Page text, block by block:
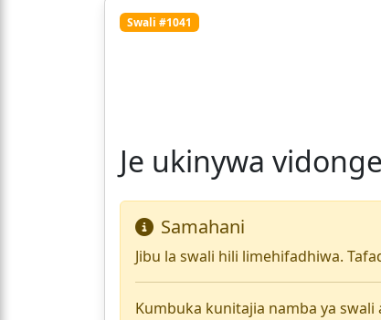
Swali #1041
Je ukinywa
Samahani
Jibu la swali hili limehifadhiwa.
Kumbuka kunitajia namba ya swali